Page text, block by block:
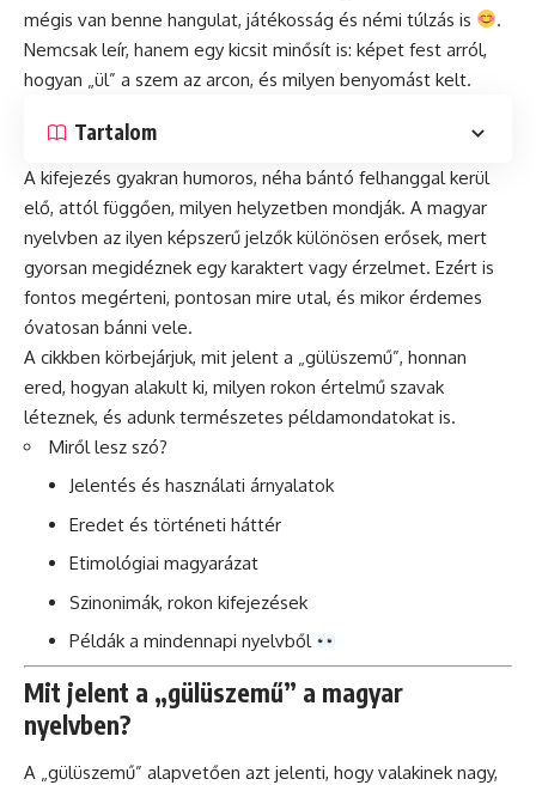
mégis van benne hangulat, játékosság és némi túlzás is
.
Nemcsak leír, hanem egy kicsit minősít is: képet fest arról,
hogyan „ül” a szem az arcon, és milyen benyomást kelt.
Tartalom
A kifejezés gyakran humoros, néha bántó felhanggal kerül
elő, attól függően, milyen helyzetben mondják. A magyar
nyelvben az ilyen képszerű jelzők különösen erősek, mert
gyorsan megidéznek egy karaktert vagy érzelmet. Ezért is
fontos megérteni, pontosan mire utal, és mikor érdemes
óvatosan bánni vele.
A cikkben körbejárjuk, mit jelent a „gülüszemű”, honnan
ered, hogyan alakult ki, milyen rokon értelmű szavak
léteznek, és adunk természetes példamondatokat is.
Miről lesz szó?
Jelentés és használati árnyalatok
Eredet és történeti háttér
Etimológiai magyarázat
Szinonimák, rokon kifejezések
Példák a mindennapi nyelvből
Mit jelent a „gülüszemű” a magyar
nyelvben?
A „gülüszemű” alapvetően azt jelenti, hogy valakinek nagy,